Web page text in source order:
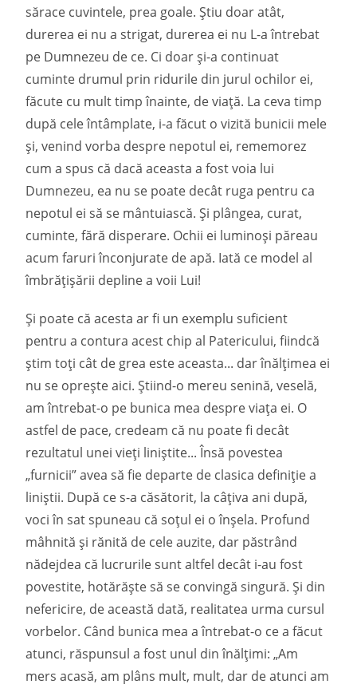
sărace cuvintele, prea goale. Știu doar atât,
durerea ei nu a strigat, durerea ei nu L-a întrebat
pe Dumnezeu de ce. Ci doar și-a continuat
cuminte drumul prin ridurile din jurul ochilor ei,
făcute cu mult timp înainte, de viață. La ceva timp
după cele întâmplate, i-a făcut o vizită bunicii mele
și, venind vorba despre nepotul ei, rememorez
cum a spus că dacă aceasta a fost voia lui
Dumnezeu, ea nu se poate decât ruga pentru ca
nepotul ei să se mântuiască. Și plângea, curat,
cuminte, fără disperare. Ochii ei luminoși păreau
acum faruri înconjurate de apă. Iată ce model al
îmbrățișării depline a voii Lui!
Și poate că acesta ar fi un exemplu suficient
pentru a contura acest chip al Patericului, fiindcă
știm toți cât de grea este aceasta... dar înălțimea ei
nu se oprește aici. Știind-o mereu senină, veselă,
am întrebat-o pe bunica mea despre viața ei. O
astfel de pace, credeam că nu poate fi decât
rezultatul unei vieți liniștite... Însă povestea
„furnicii” avea să fie departe de clasica definiție a
liniștii. După ce s-a căsătorit, la câțiva ani după,
voci în sat spuneau că soțul ei o înșela. Profund
mâhnită și rănită de cele auzite, dar păstrând
nădejdea că lucrurile sunt altfel decât i-au fost
povestite, hotărăște să se convingă singură. Și din
nefericire, de această dată, realitatea urma cursul
vorbelor. Când bunica mea a întrebat-o ce a făcut
atunci, răspunsul a fost unul din înălțimi: „Am
mers acasă, am plâns mult, mult, dar de atunci am